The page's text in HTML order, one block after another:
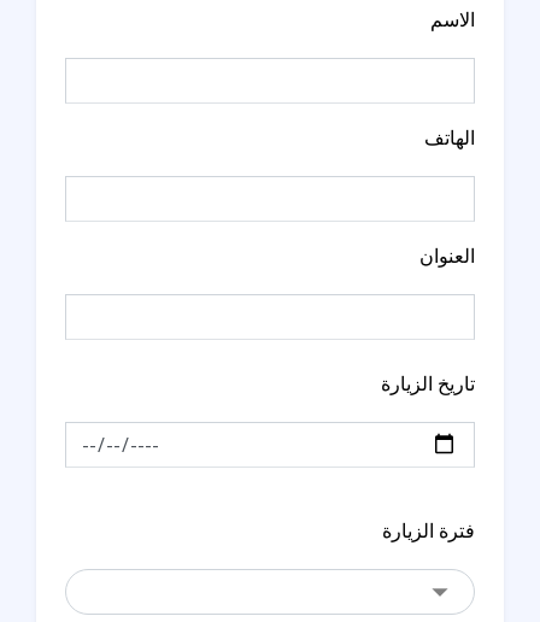
الاسم
الهاتف
العنوان
تاريخ الزيارة
فترة الزيارة